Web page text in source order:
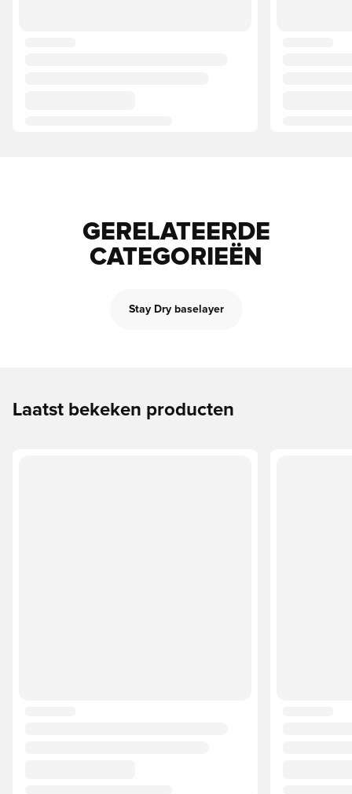
GERELATEERDE
CATEGORIEËN
Stay Dry baselayer
Laatst bekeken producten